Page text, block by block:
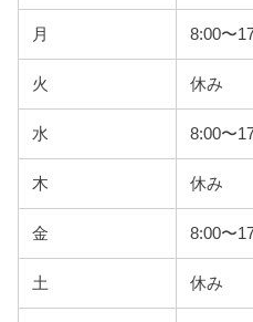
月 8:00〜
火 休み
水 8:00〜
木 休み
金 8:00〜
土 休み